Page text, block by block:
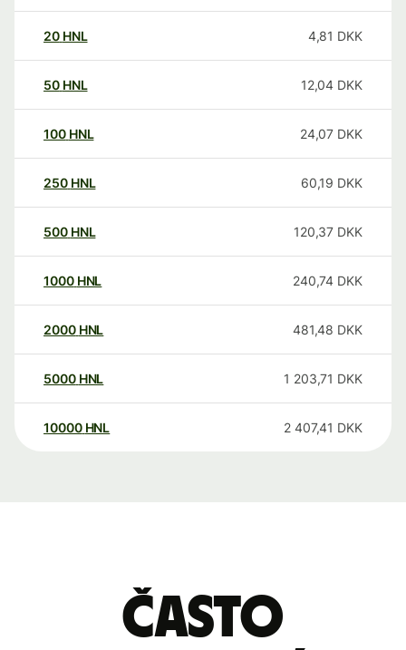
20 HNL 4,81 DKK
50 HNL 12,04 DKK
100 HNL 24,07 DKK
250 HNL 60,19 DKK
500 HNL 120,37 DKK
1000 HNL 240,74 DKK
2000 HNL 481,48 DKK
5000 HNL 1 203,71 DKK
10000 HNL 2 407,41 DKK
Často